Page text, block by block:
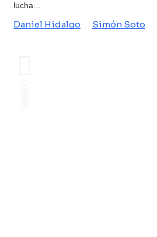
lucha...
Daniel Hidalgo Simón Soto